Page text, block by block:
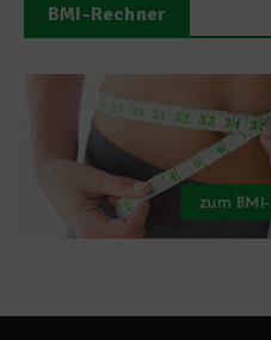
BMI-Rechner